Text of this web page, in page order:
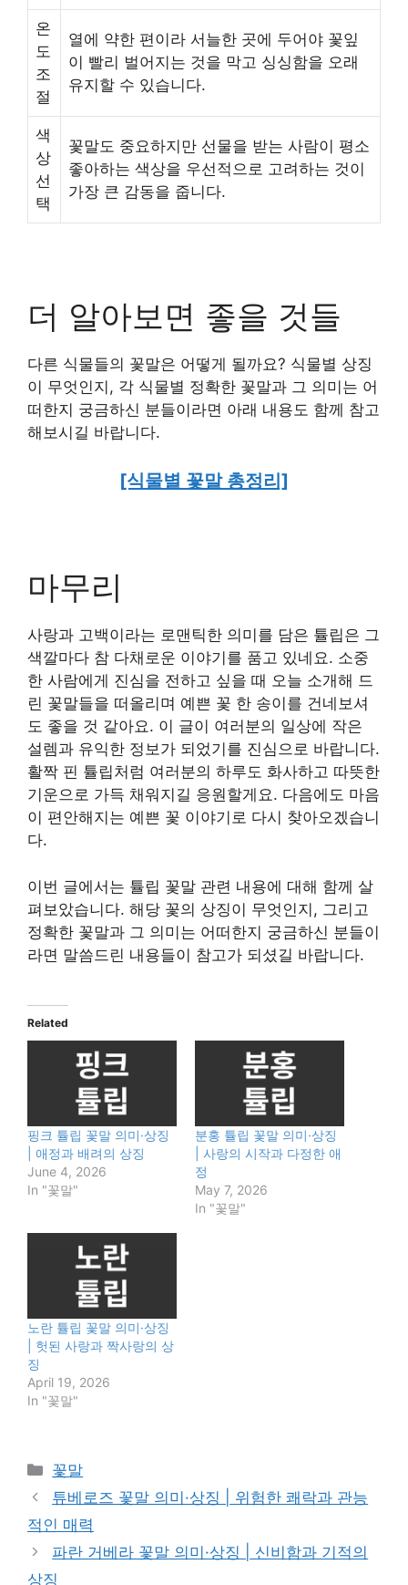
온
도
조
절
열에 약한 편이라 서늘한 곳에 두어야 꽃잎
이 빨리 벌어지는 것을 막고 싱싱함을 오래
유지할 수 있습니다.
색
상
선
택
꽃말도 중요하지만 선물을 받는 사람이 평소
좋아하는 색상을 우선적으로 고려하는 것이
가장 큰 감동을 줍니다.
더 알아보면 좋을 것들
다른 식물들의 꽃말은 어떻게 될까요? 식물별 상징
이 무엇인지, 각 식물별 정확한 꽃말과 그 의미는 어
떠한지 궁금하신 분들이라면 아래 내용도 함께 참고
해보시길 바랍니다.
[식물별 꽃말 총정리]
마무리
사랑과 고백이라는 로맨틱한 의미를 담은 튤립은 그
색깔마다 참 다채로운 이야기를 품고 있네요. 소중
한 사람에게 진심을 전하고 싶을 때 오늘 소개해 드
린 꽃말들을 떠올리며 예쁜 꽃 한 송이를 건네보셔
도 좋을 것 같아요. 이 글이 여러분의 일상에 작은
설렘과 유익한 정보가 되었기를 진심으로 바랍니다.
활짝 핀 튤립처럼 여러분의 하루도 화사하고 따뜻한
기운으로 가득 채워지길 응원할게요. 다음에도 마음
이 편안해지는 예쁜 꽃 이야기로 다시 찾아오겠습니
다.
이번 글에서는 튤립 꽃말 관련 내용에 대해 함께 살
펴보았습니다. 해당 꽃의 상징이 무엇인지, 그리고
정확한 꽃말과 그 의미는 어떠한지 궁금하신 분들이
라면 말씀드린 내용들이 참고가 되셨길 바랍니다.
Related
핑크 튤립 꽃말 의미·상징
| 애정과 배려의 상징
June 4, 2026
In "꽃말"
분홍 튤립 꽃말 의미·상징
| 사랑의 시작과 다정한 애
정
May 7, 2026
In "꽃말"
노란 튤립 꽃말 의미·상징
| 헛된 사랑과 짝사랑의 상
징
April 19, 2026
In "꽃말"
Categories
꽃말
튜베로즈 꽃말 의미·상징 | 위험한 쾌락과 관능
적인 매력
파란 거베라 꽃말 의미·상징 | 신비함과 기적의
상징